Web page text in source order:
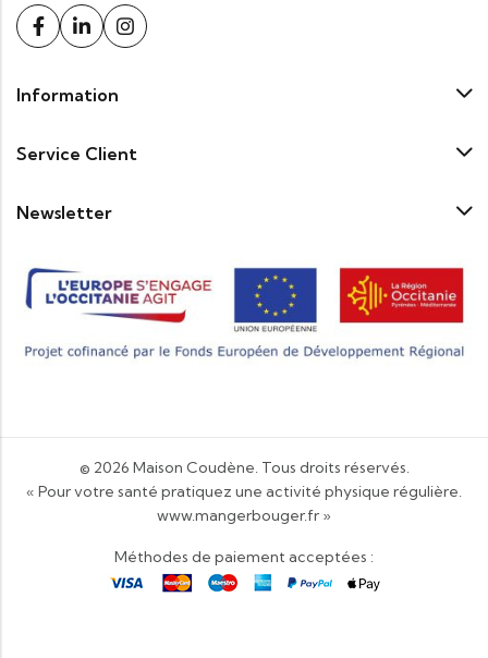
Information
Service Client
Newsletter
© 2026 Maison Coudène. Tous droits réservés.
« Pour votre santé pratiquez une activité physique régulière.
www.mangerbouger.fr »
Méthodes de paiement acceptées :